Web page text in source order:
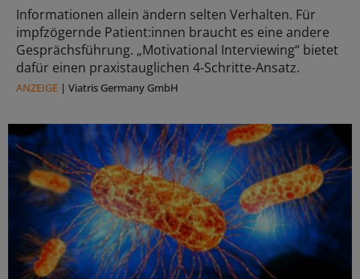
Informationen allein ändern selten Verhalten. Für
impfzögernde Patient:innen braucht es eine andere
Gesprächsführung. „Motivational Interviewing“ bietet
dafür einen praxistauglichen 4-Schritte-Ansatz.
ANZEIGE | Viatris Germany GmbH